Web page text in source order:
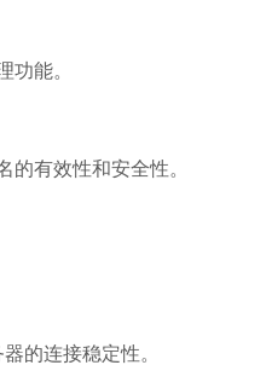
功能。
的有效性和安全性。
的连接稳定性。